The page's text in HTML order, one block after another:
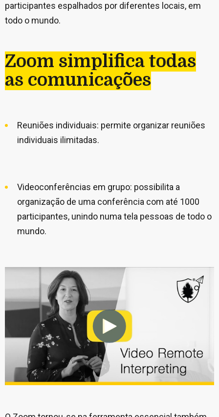
participantes espalhados por diferentes locais, em
todo o mundo.
Zoom simplifica todas
as comunicações
Reuniões individuais: permite organizar reuniões
individuais ilimitadas.
Videoconferências em grupo: possibilita a
organização de uma conferência com até 1000
participantes, unindo numa tela pessoas de todo o
mundo.